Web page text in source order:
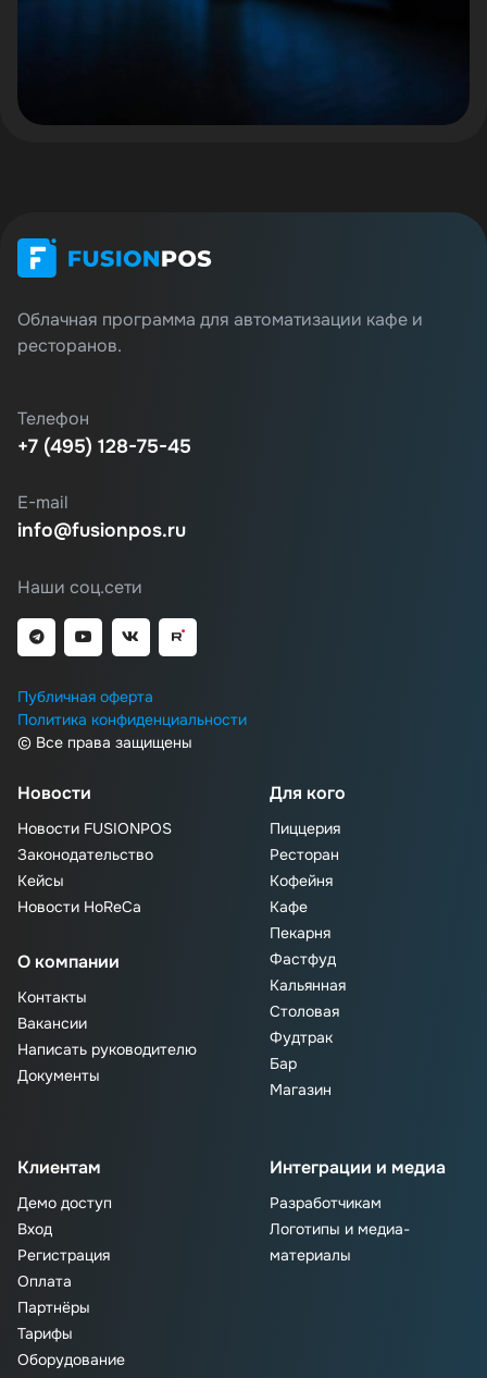
Облачная программа для автоматизации кафе и
ресторанов.
Телефон
+7 (495) 128-75-45
E-mail
info@fusionpos.ru
Наши соц.сети
Публичная оферта
Политика конфиденциальности
© Все права защищены
Новости
Новости FUSIONPOS
Законодательство
Кейсы
Новости HoReCa
О компании
Контакты
Вакансии
Написать руководителю
Документы
Для кого
Пиццерия
Ресторан
Кофейня
Кафе
Пекарня
Фастфуд
Кальянная
Столовая
Фудтрак
Бар
Магазин
Клиентам
Демо доступ
Вход
Регистрация
Оплата
Партнёры
Тарифы
Оборудование
Интеграции и медиа
Разработчикам
Логотипы и медиа-
материалы